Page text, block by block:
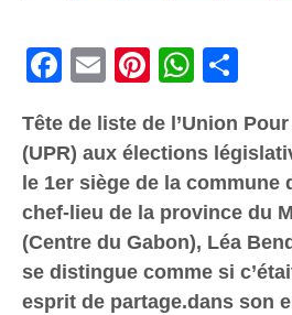
Facebook
Email PinterestWhatsApp
Tête de liste de l’Union
(UPR) aux élections
le 1er siège de la commune
chef-lieu de la province du
(Centre du Gabon), Léa
se distingue comme si
esprit de partage.dans son